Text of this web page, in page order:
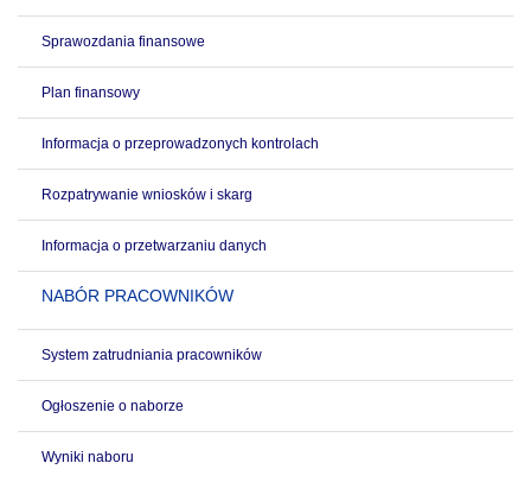
Sprawozdania finansowe
Plan finansowy
Informacja o przeprowadzonych kontrolach
Rozpatrywanie wniosków i skarg
Informacja o przetwarzaniu danych
NABÓR PRACOWNIKÓW
System zatrudniania pracowników
Ogłoszenie o naborze
Wyniki naboru